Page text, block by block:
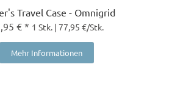
Travel Case - Omnigrid
€ * 1 Stk. | 77,95 €/Stk.
Mehr Informationen